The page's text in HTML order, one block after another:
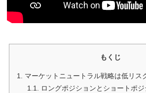
もくじ
1. マーケットニュートラル戦略は低リス
1.1. ロングポジションとショートポ